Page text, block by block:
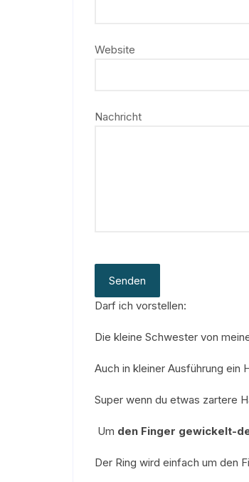
Website
Nachricht
Senden
Darf ich vorstellen:
Die kleine Schwester von
Auch in kleiner Ausführung ein
Super wenn du etwas zartere
Um den Finger gewickelt-
Der Ring wird einfach um den